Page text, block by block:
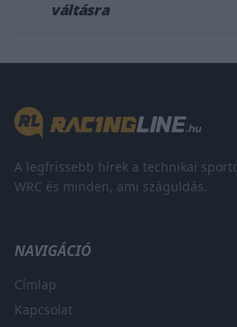
váltásra
A legfrissebb hírek a technikai
WRC és minden, ami száguldás.
NAVIGÁCIÓ
Címlap
Kapcsolat